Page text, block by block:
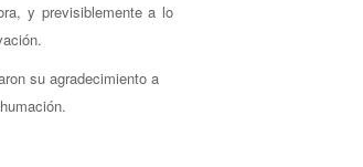
y previsiblemente a lo
su agradecimiento a